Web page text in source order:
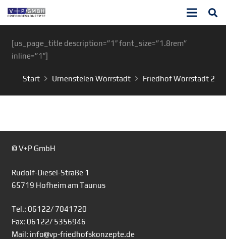
[us_page_title description=”1″ font_size=”1.8rem”
inline=”1″]
Start Urnenstelen Wörrstadt Friedhof Wörrstadt 2
© V+P GmbH
Rudolf-Diesel-Straße 1
65719 Hofheim am Taunus
Tel.: 06122/ 7041720
Fax: 06122/ 5356946
Mail: info@vp-friedhofskonzepte.de